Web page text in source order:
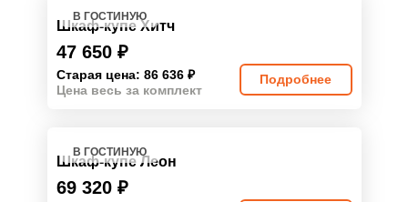
В ГОСТИНУЮ
Шкаф-купе Хитч
47 650 ₽
Старая цена: 86 636 ₽
Цена весь за комплект
Подробнее
В ГОСТИНУЮ
Шкаф-купе Леон
69 320 ₽